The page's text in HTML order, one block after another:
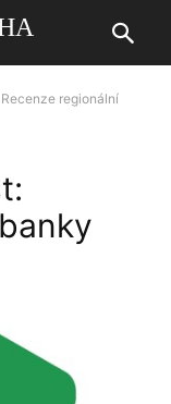
regionální